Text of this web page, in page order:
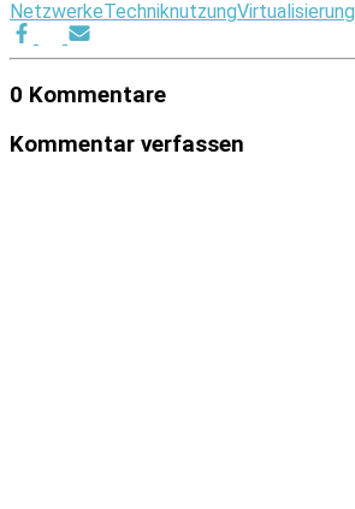
NetzwerkeTechniknutzungVirtualisierung
0 Kommentare
Kommentar verfassen